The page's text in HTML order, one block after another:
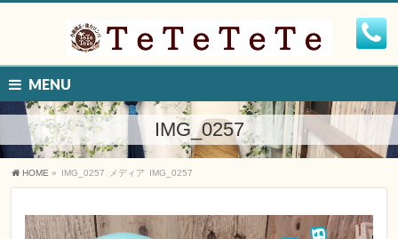
MENU
IMG_0257
HOME » IMG_0257 メディア IMG_0257